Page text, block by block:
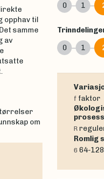
opphav til
samme
av
om
0
1
0
1
f faktor
Økologisk strukturerende
prosess
R
Romlig
6 64-